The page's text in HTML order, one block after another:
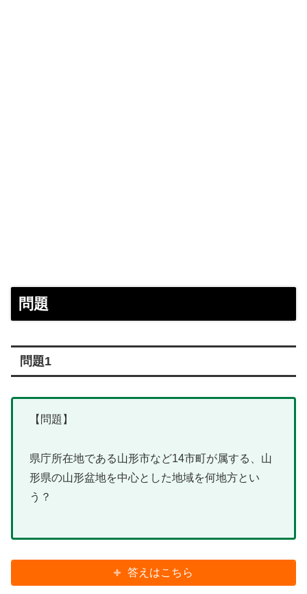
問題
問題1
【問題】
県庁所在地である山形市など14市町が属する、山
形県の山形盆地を中心とした地域を何地方とい
う？
答えはこちら